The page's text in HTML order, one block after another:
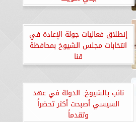
إنطلاق فعاليات جولة الإعادة في
انتخابات مجلس الشيوخ بمحافظة
قنا
نائب بـالشيوخ: الدولة في عهد
السيسي أصبحت أكثر تحضراً
وتقدماً